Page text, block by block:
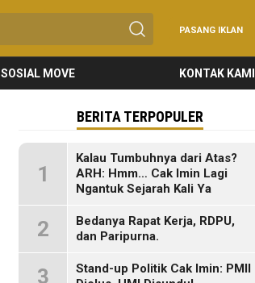
PASANG IKLAN
SOSIAL MOVE KONTAK KAMI
BERITA TERPOPULER
1
Kalau Tumbuhnya dari Atas?
ARH: Hmm… Cak Imin Lagi
Ngantuk Sejarah Kali Ya
2
Bedanya Rapat Kerja, RDPU,
dan Paripurna.
3
Stand-up Politik Cak Imin: PMII